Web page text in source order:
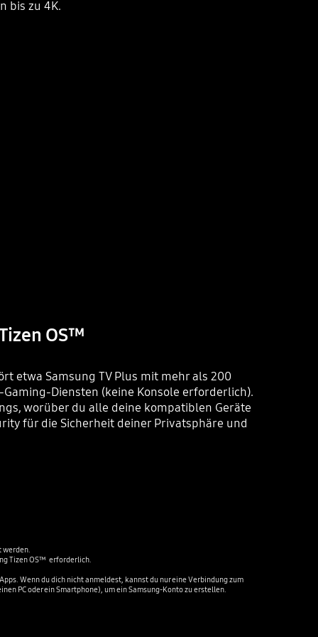
bis zu 4K.
OS™
etwa Samsung TV Plus mit mehr als 200
Diensten (keine Konsole erforderlich).
worüber du alle deine kompatiblen Geräte
für die Sicherheit deiner Privatsphäre und
werden.
Tizen OS™  erforderlich.
Wenn du dich nicht anmeldest, kannst du nur eine Verbindung zum
PC oder ein Smartphone), um ein Samsung-Konto zu erstellen.